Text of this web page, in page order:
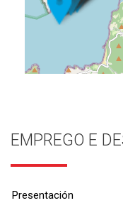
EMPREGO E
Presentación